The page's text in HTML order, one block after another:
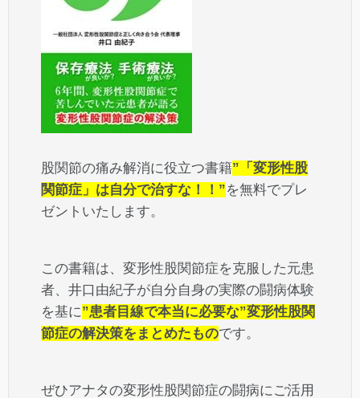
股関節の痛み解消に役立つ書籍”「変形性股
関節症」は自分で治すな！！”を無料でプレ
ゼントいたします。
この書籍は、変形性股関節症を克服した元患
者、井口由紀子が自分自身の実際の闘病体験
を基に”患者目線で本当に必要な”変形性股関
節症の解決策をまとめたものです。
ぜひアナタの変形性股関節症の闘病にご活用